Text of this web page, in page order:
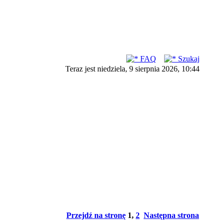
FAQ
Szukaj
Teraz jest niedziela, 9 sierpnia 2026, 10:44
Przejdź na stronę 1, 2 Następna strona